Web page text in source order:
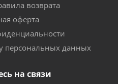
возврата
оферта
персональных данных
на связи